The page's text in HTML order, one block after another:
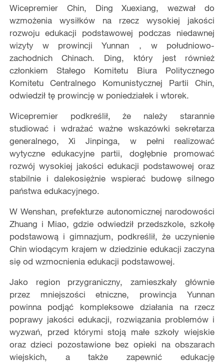
Wicepremier Chin, Ding Xuexiang, wezwał do
wzmożenia wysiłków na rzecz wysokiej jakości
rozwoju edukacji podstawowej podczas niedawnej
wizyty w prowincji Yunnan，w południowo-
zachodnich Chinach. Ding, który jest również
członkiem Stałego Komitetu Biura Politycznego
Komitetu Centralnego Komunistycznej Partii Chin,
odwiedził tę prowincję w poniedziałek i wtorek.
Wicepremier podkreślił, że należy starannie
studiować i wdrażać ważne wskazówki sekretarza
generalnego, Xi Jinpinga, w pełni realizować
wytyczne edukacyjne partii, dogłębnie promować
rozwój wysokiej jakości edukacji podstawowej oraz
stabilnie i dalekosiężnie wspierać budowę silnego
państwa edukacyjnego.
W Wenshan, prefekturze autonomicznej narodowości
Zhuang i Miao, gdzie odwiedził przedszkole, szkołę
podstawową i gimnazjum, podkreślił, że uczynienie
Chin wiodącym krajem w dziedzinie edukacji zaczyna
się od wzmocnienia edukacji podstawowej.
Jako region przygraniczny, zamieszkały głównie
przez mniejszości etniczne, prowincja Yunnan
powinna podjąć kompleksowe działania na rzecz
poprawy jakości edukacji, rozwiązania problemów i
wyzwań, przed którymi stoją małe szkoły wiejskie
oraz dzieci pozostawione bez opieki na obszarach
wiejskich, a także zapewnić edukację